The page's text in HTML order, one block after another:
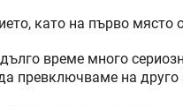
като на първо място
време много
превключваме на друго